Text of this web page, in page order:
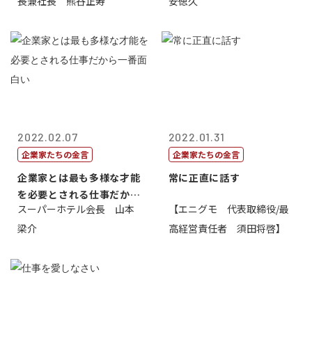
2022.02.07
企業家たちの金言
企業家とは最も多様な才能
を必要とされる仕事だから
一番面白い
スーパーホテル会長 山本
梁介
2022.01.31
企業家たちの金言
常に正直に話す
【エニグモ 代表取締役/最
高経営責任者 須田将啓】